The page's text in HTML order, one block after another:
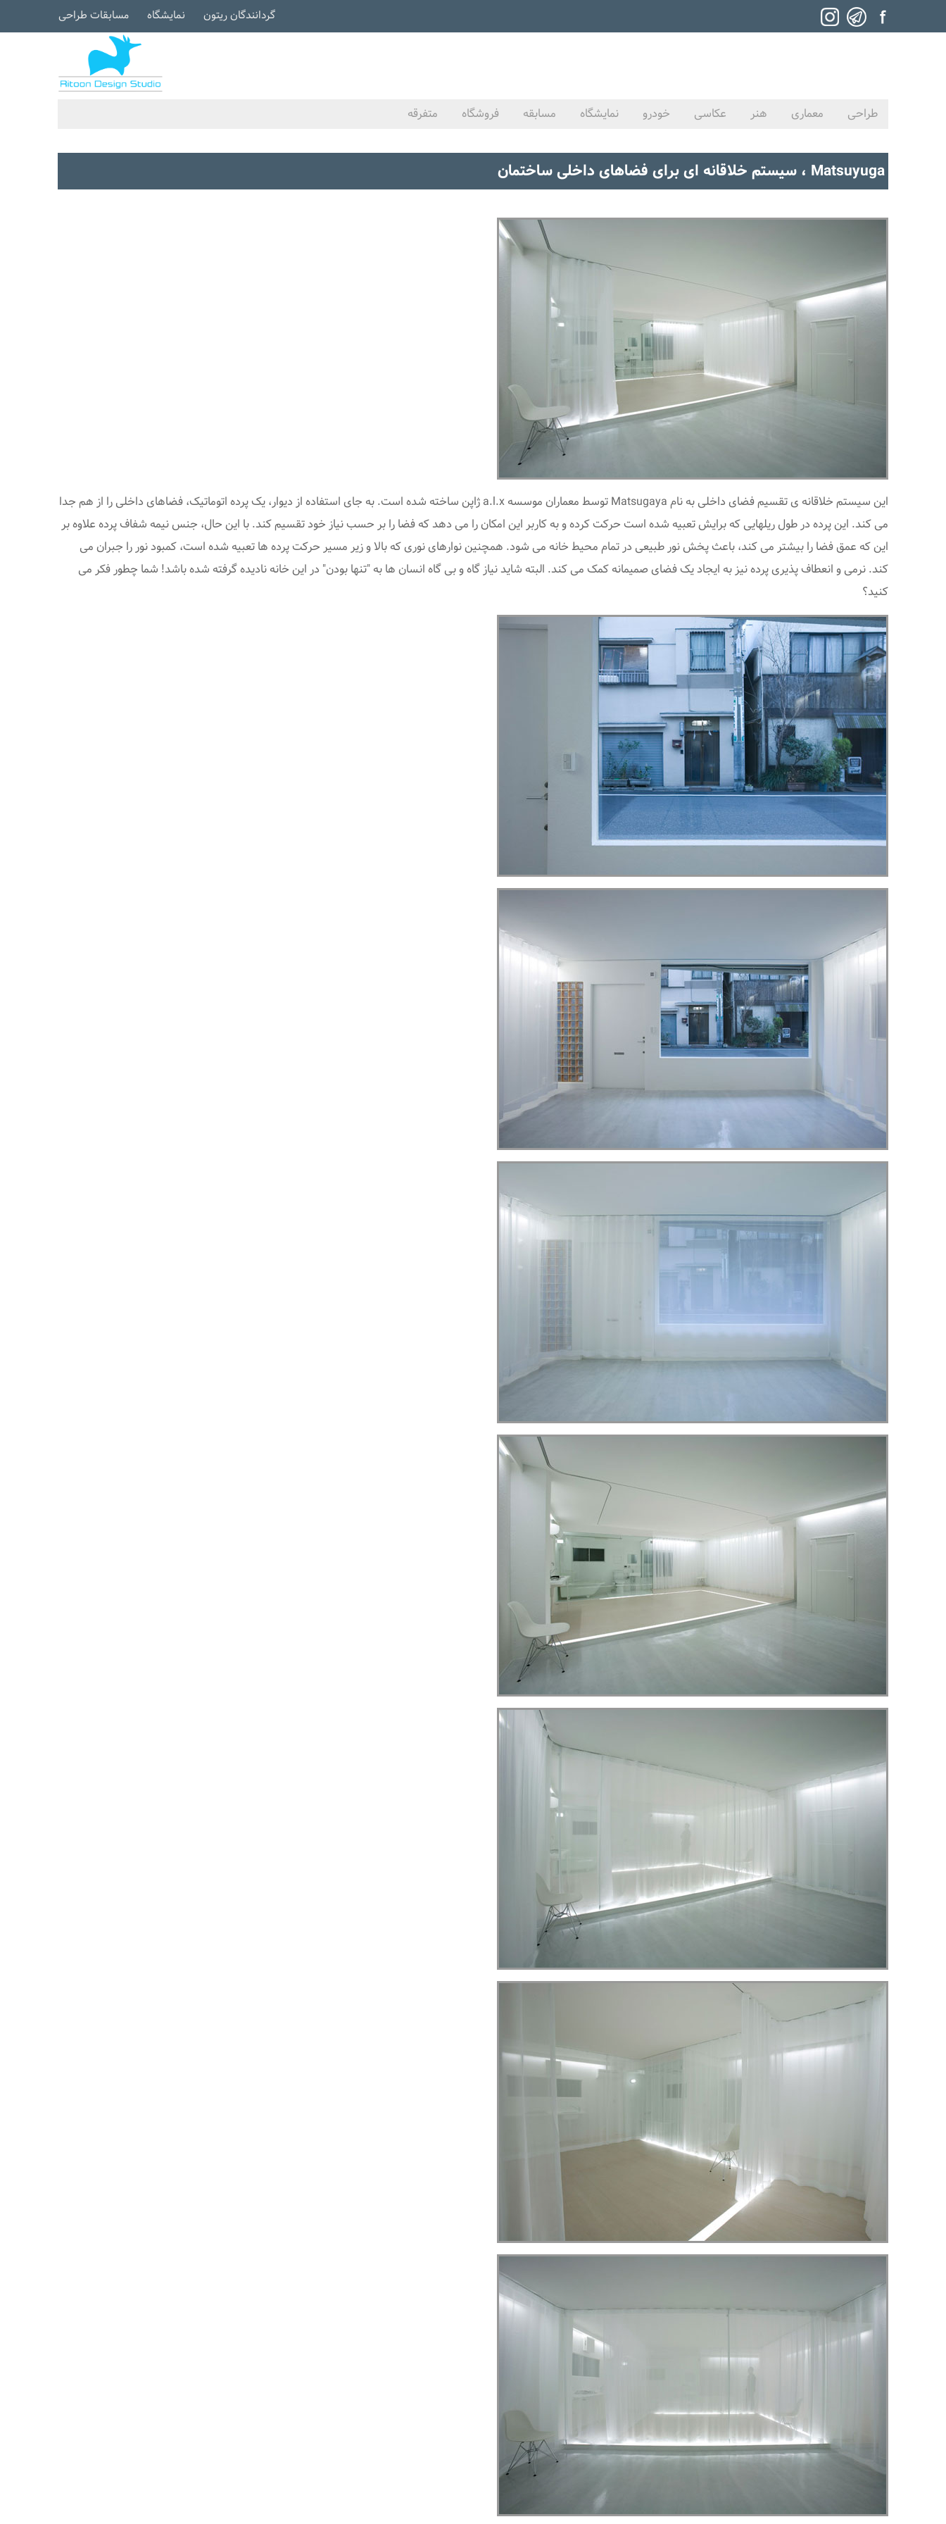
گردانندگان ریتون نمایشگاه مسابقات طراحی
طراحی معماری هنر عکاسی خودرو نمایشگاه مسابقه فروشگاه متفرقه
Matsuyuga ، سیستم خلاقانه ای برای فضاهای داخلی ساختمان
این سیستم خلاقانه ی تقسیم فضای داخلی به نام Matsugaya توسط معماران موسسه a.l.x ژاپن ساخته شده است. به جای استفاده از دیوار، یک پرده اتوماتیک، فضاهای داخلی را از هم جدا
می کند. این پرده در طول ریلهایی که برایش تعبیه شده است حرکت کرده و به کاربر این امکان را می دهد که فضا را بر حسب نیاز خود تقسیم کند. با این حال، جنس نیمه شفاف پرده علاوه بر
این که عمق فضا را بیشتر می کند، باعث پخش نور طبیعی در تمام محیط خانه می شود. همچنین نوارهای نوری که بالا و زیر مسیر حرکت پرده ها تعبیه شده است، کمبود نور را جبران می
کند. نرمی و انعطاف پذیری پرده نیز به ایجاد یک فضای صمیمانه کمک می کند. البته شاید نیاز گاه و بی گاه انسان ها به "تنها بودن" در این خانه نادیده گرفته شده باشد! شما چطور فکر می
کنید؟